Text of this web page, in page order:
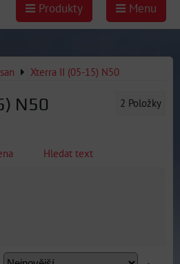
Produkty Menu
Xterra II (05-15) N50
N50 2 Položky
Hledat text